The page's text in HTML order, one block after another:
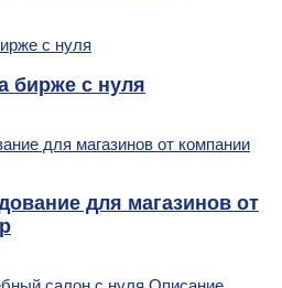
бирже с нуля
для магазинов от